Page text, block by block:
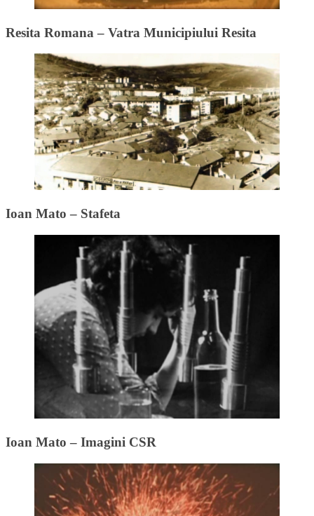
Resita Romana – Vatra Municipiului Resita
Ioan Mato – Stafeta
Ioan Mato – Imagini CSR